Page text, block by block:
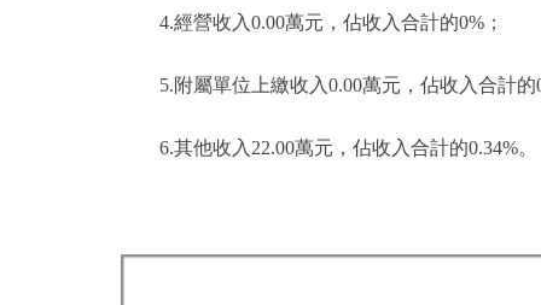
4.經營收入0.00萬元，佔收入合計的0%；
5.附屬單位上繳收入0.00萬元，佔收入合計的
6.其他收入22.00萬元，佔收入合計的0.34%。